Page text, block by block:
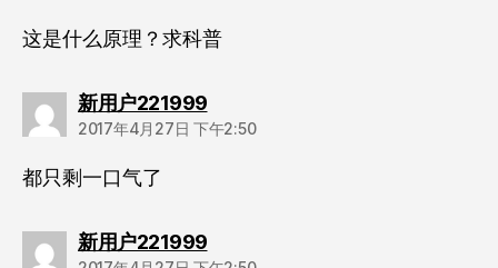
这是什么原理？求科普
新用户221999说：
2017年4月27日 下午2:50
都只剩一口气了
新用户221999说：